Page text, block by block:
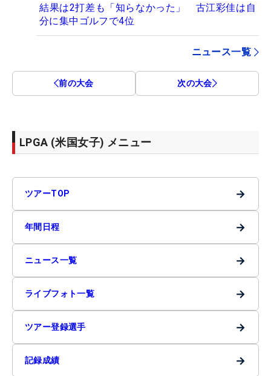
結果は2打差も「知らなかった」 古江彩佳は自
分に集中ゴルフで4位
ニュース一覧
前の大会 次の大会
LPGA (米国女子) メニュー
ツアーTOP →
年間日程 →
ニュース一覧 →
ライブフォト一覧 →
ツアー登録選手 →
記録成績 →